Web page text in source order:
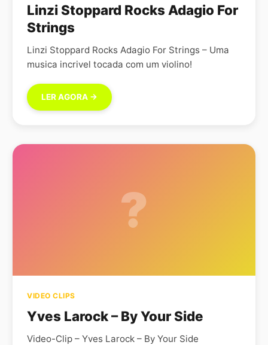
Linzi Stoppard Rocks Adagio For
Strings
Linzi Stoppard Rocks Adagio For Strings – Uma
musica incrivel tocada com um violino!
LER AGORA →
?
VIDEO CLIPS
Yves Larock – By Your Side
Video-Clip – Yves Larock – By Your Side